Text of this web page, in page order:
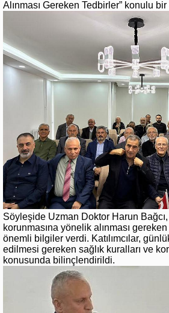
Alınması Gereken Tedbirler” konulu
Söyleşide Uzman Doktor Harun Bağcı,
korunmasına yönelik alınması
önemli bilgiler verdi. Katılımcılar,
edilmesi gereken sağlık kuralları ve
konusunda bilinçlendirildi.